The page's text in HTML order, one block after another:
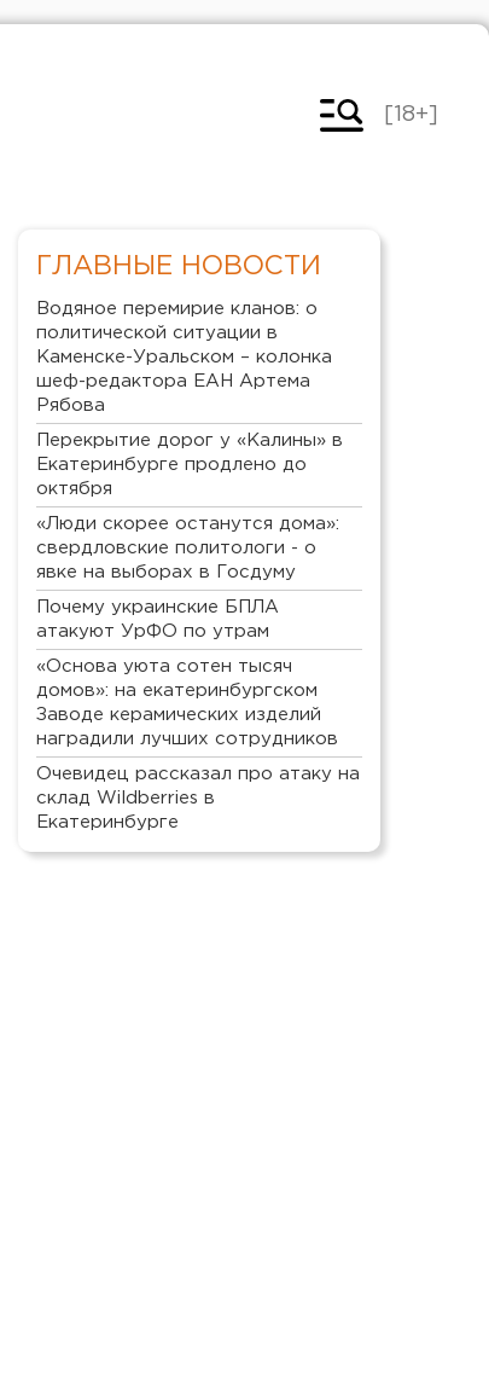
[18+]
ГЛАВНЫЕ НОВОСТИ
Водяное перемирие кланов: о
политической ситуации в
Каменске-Уральском – колонка
шеф-редактора ЕАН Артема
Рябова
Перекрытие дорог у «Калины» в
Екатеринбурге продлено до
октября
«Люди скорее останутся дома»:
свердловские политологи - о
явке на выборах в Госдуму
Почему украинские БПЛА
атакуют УрФО по утрам
«Основа уюта сотен тысяч
домов»: на екатеринбургском
Заводе керамических изделий
наградили лучших сотрудников
Очевидец рассказал про атаку на
склад Wildberries в
Екатеринбурге